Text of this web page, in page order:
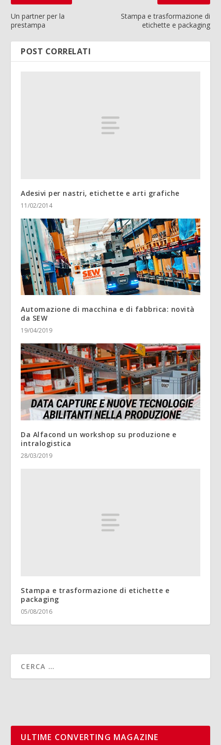
Un partner per la
prestampa
Stampa e trasformazione di
etichette e packaging
POST CORRELATI
Adesivi per nastri, etichette e arti grafiche
11/02/2014
Automazione di macchina e di fabbrica: novità
da SEW
19/04/2019
Da Alfacond un workshop su produzione e
intralogistica
28/03/2019
Stampa e trasformazione di etichette e
packaging
05/08/2016
ULTIME CONVERTING MAGAZINE